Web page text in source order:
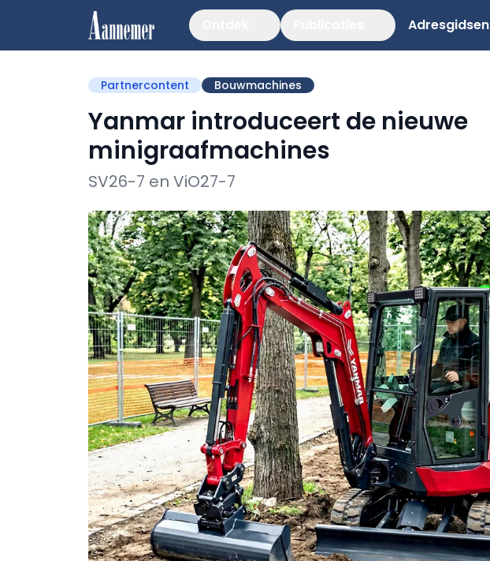
Adresgidsen
Partnercontent Bouwmachines
Yanmar introduceert de nieuwe
minigraafmachines
SV26-7 en ViO27-7